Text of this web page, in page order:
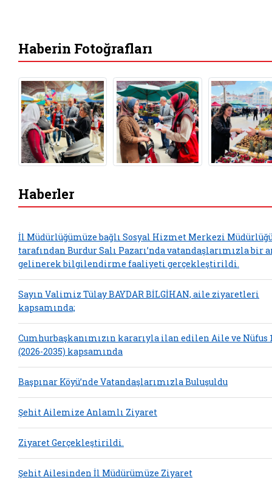
Haberin Fotoğrafları
Haberler
İl Müdürlüğümüze bağlı Sosyal Hizmet Merkezi
tarafından Burdur Salı Pazarı’nda vatandaşlarımızla bir
gelinerek bilgilendirme faaliyeti gerçekleştirildi.
Sayın Valimiz Tülay BAYDAR BİLGİHAN, aile ziyaretleri
kapsamında;
Cumhurbaşkanımızın kararıyla ilan edilen Aile ve Nüfus
(2026-2035) kapsamında
Başpınar Köyü’nde Vatandaşlarımızla Buluşuldu
Şehit Ailemize Anlamlı Ziyaret
Ziyaret Gerçekleştirildi.
Şehit Ailesinden İl Müdürümüze Ziyaret